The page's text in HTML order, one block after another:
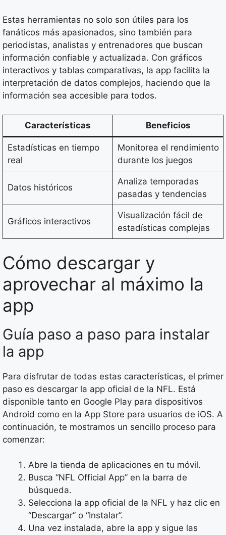
Estas herramientas no solo son útiles para los
fanáticos más apasionados, sino también para
periodistas, analistas y entrenadores que buscan
información confiable y actualizada. Con gráficos
interactivos y tablas comparativas, la app facilita la
interpretación de datos complejos, haciendo que la
información sea accesible para todos.
Características Beneficios
Estadísticas en tiempo
real
Monitorea el rendimiento
durante los juegos
Datos históricos
Analiza temporadas
pasadas y tendencias
Gráficos interactivos
Visualización fácil de
estadísticas complejas
Cómo descargar y
aprovechar al máximo la
app
Guía paso a paso para instalar
la app
Para disfrutar de todas estas características, el primer
paso es descargar la app oficial de la NFL. Está
disponible tanto en Google Play para dispositivos
Android como en la App Store para usuarios de iOS. A
continuación, te mostramos un sencillo proceso para
comenzar:
Abre la tienda de aplicaciones en tu móvil.
Busca “NFL Official App” en la barra de
búsqueda.
Selecciona la app oficial de la NFL y haz clic en
“Descargar” o “Instalar”.
Una vez instalada, abre la app y sigue las